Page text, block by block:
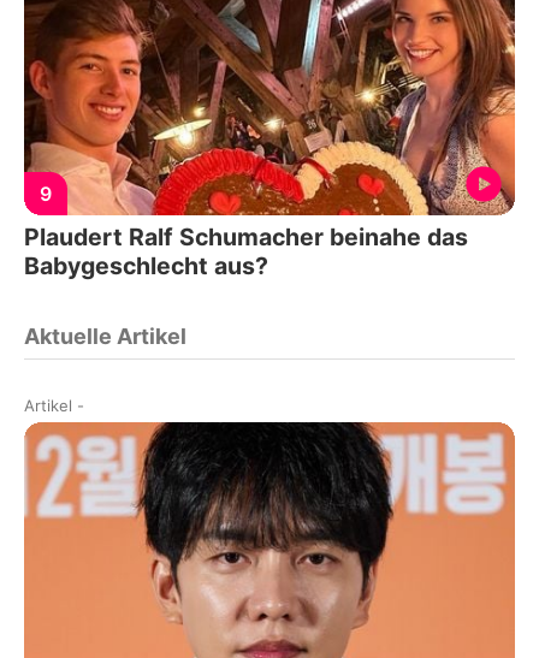
9
Plaudert Ralf Schumacher beinahe das
Babygeschlecht aus?
Aktuelle Artikel
Artikel -